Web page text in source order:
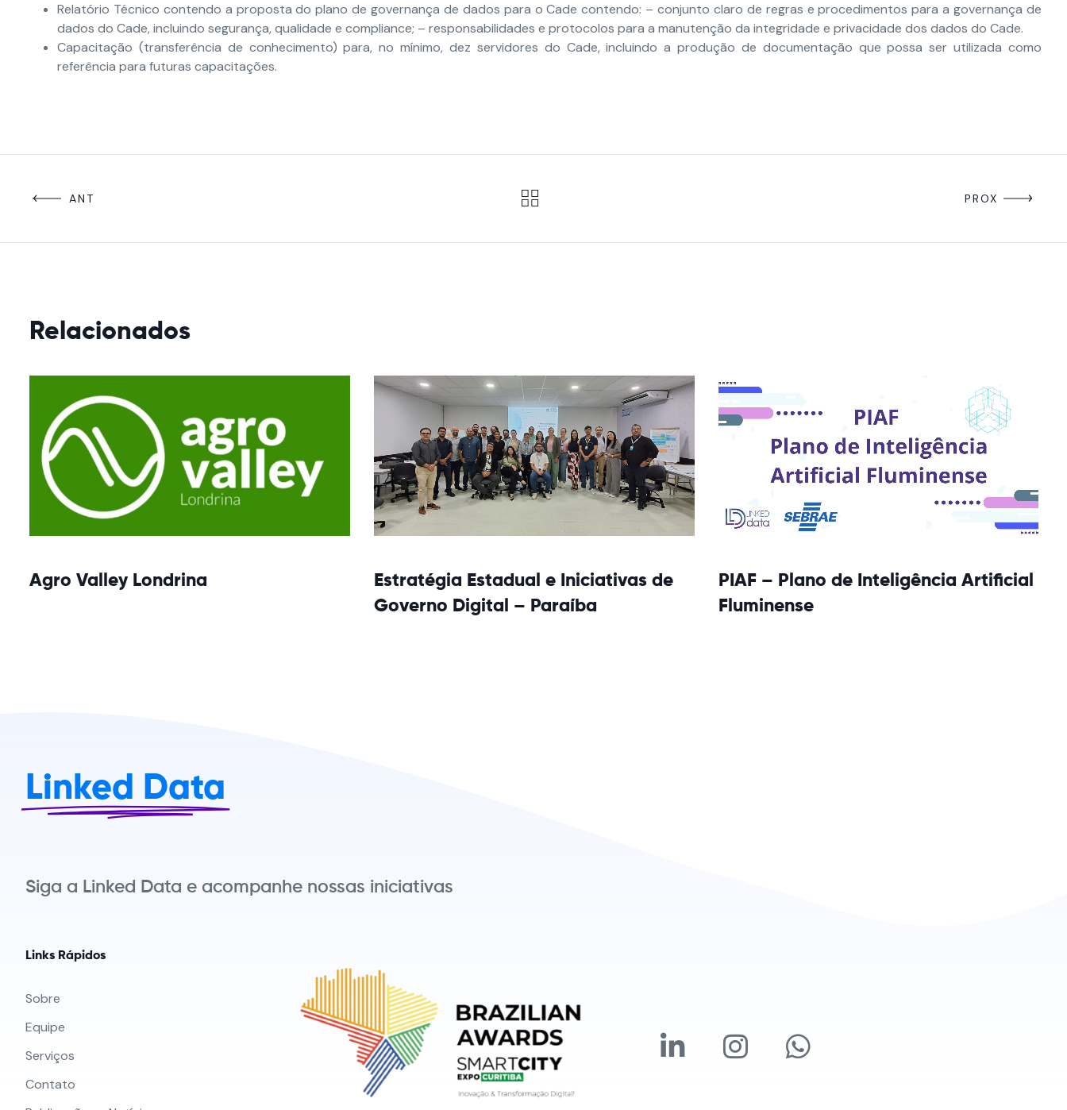
Relatório Técnico contendo a proposta do plano de governança de dados para o Cade contendo: – conjunto claro de regras e procedimentos para a governança de
dados do Cade, incluindo segurança, qualidade e compliance; – responsabilidades e protocolos para a manutenção da integridade e privacidade dos dados do Cade.
Capacitação (transferência de conhecimento) para, no mínimo, dez servidores do Cade, incluindo a produção de documentação que possa ser utilizada como
referência para futuras capacitações.
ANT PROX
Relacionados
Agro Valley Londrina
Estratégia Estadual e Iniciativas de
Governo Digital – Paraíba
PIAF – Plano de Inteligência Artificial
Fluminense
Linked Data
Siga a Linked Data e acompanhe nossas iniciativas
Links Rápidos
Sobre
Equipe
Serviços
Contato